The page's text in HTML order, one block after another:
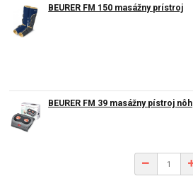
BEURER FM 150 masážny prístroj
BEURER FM 39 masážny pístroj nôh